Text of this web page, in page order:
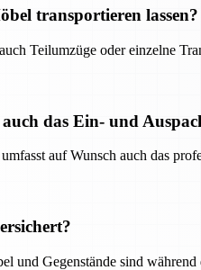
transportieren lassen?
Teilumzüge oder einzelne
das Ein- und
auf Wunsch auch das
und Gegenstände sind während